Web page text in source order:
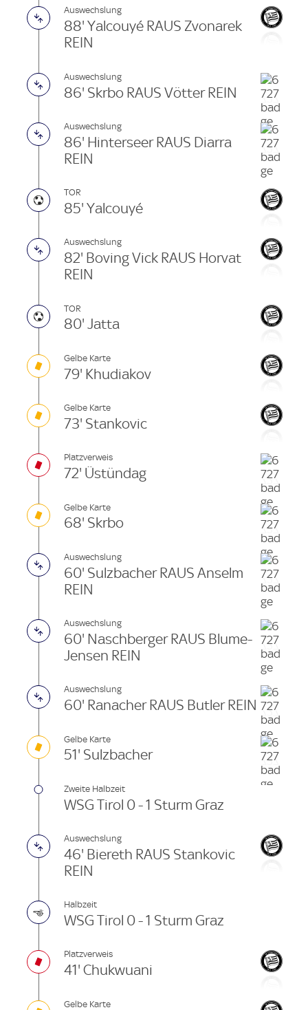
Auswechslung
88' Yalcouyé RAUS Zvonarek
REIN
Auswechslung
86' Skrbo RAUS Vötter REIN
Auswechslung
86' Hinterseer RAUS Diarra
REIN
TOR
85' Yalcouyé
Auswechslung
82' Boving Vick RAUS Horvat
REIN
TOR
80' Jatta
Gelbe Karte
79' Khudiakov
Gelbe Karte
73' Stankovic
Platzverweis
72' Üstündag
Gelbe Karte
68' Skrbo
Auswechslung
60' Sulzbacher RAUS Anselm
REIN
Auswechslung
60' Naschberger RAUS Blume-
Jensen REIN
Auswechslung
60' Ranacher RAUS Butler REIN
Gelbe Karte
51' Sulzbacher
Zweite Halbzeit
WSG Tirol 0 - 1 Sturm Graz
Auswechslung
46' Biereth RAUS Stankovic
REIN
Halbzeit
WSG Tirol 0 - 1 Sturm Graz
Platzverweis
41' Chukwuani
Gelbe Karte